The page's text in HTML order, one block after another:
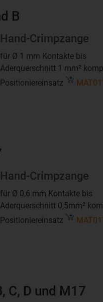
B
Hand-Crimpzange
für Ø 1 mm Kontakte bis
Aderquerschnitt 1 mm²
Positioniereinsatz
Hand-Crimpzange
für Ø 0,6 mm Kontakte bis
Aderquerschnitt 0,5mm²
Positioniereinsatz
C, D und M17